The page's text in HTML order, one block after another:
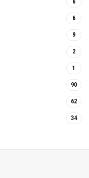
6
9
2
1
90
62
34